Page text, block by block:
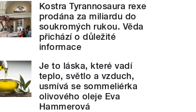
Kostra Tyrannosaura rexe
prodána za miliardu do
soukromých rukou. Věda
přichází o důležité
informace
Je to láska, které vadí
teplo, světlo a vzduch,
usmívá se sommeliérka
olivového oleje Eva
Hammerová